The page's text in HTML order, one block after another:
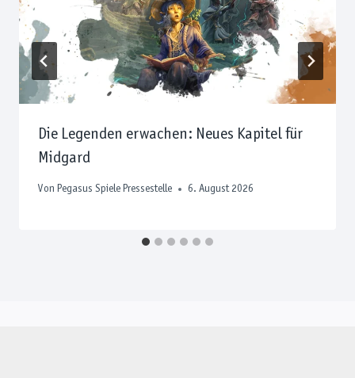
Die Legenden erwachen: Neues Kapitel für
Midgard
Von Pegasus Spiele Pressestelle 6. August 2026